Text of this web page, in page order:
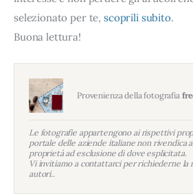
selezionato per te, scoprili subito.
Buona lettura!
Provenienza della fotografia
Le fotografie appartengono ai rispettivi
portale delle aziende italiane non rivendica
proprietà ad esclusione di dove esplicitata.
Vi invitiamo a contattarci per richiederne la
autori..